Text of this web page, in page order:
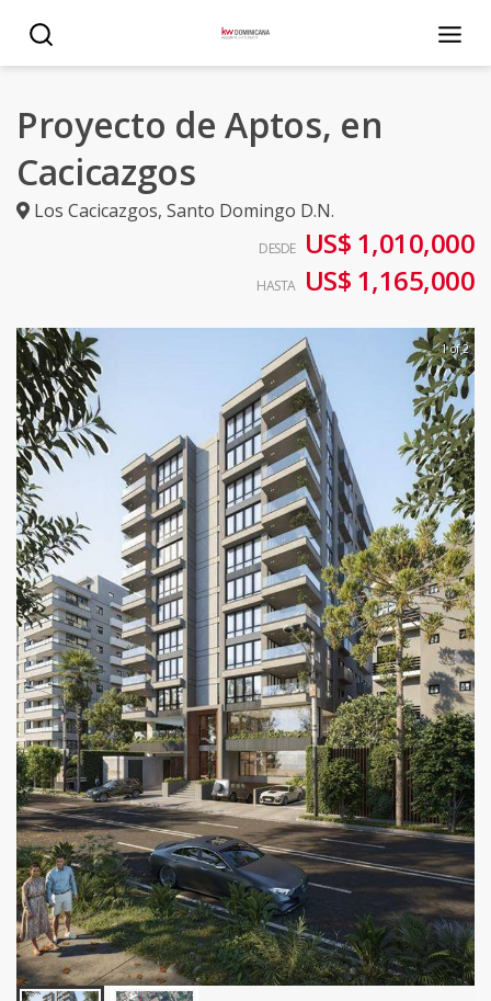
Proyecto de Aptos, en
Cacicazgos
Los Cacicazgos, Santo Domingo D.N.
DESDE US$ 1,010,000
HASTA US$ 1,165,000
1 of 2